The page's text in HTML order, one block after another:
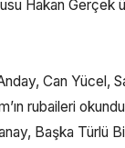
Hakan Gerçek
Can Yücel,
rubaileri
Başka Türlü